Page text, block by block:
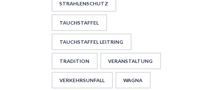
STRAHLENSCHUTZ
TAUCHSTAFFEL
TAUCHSTAFFEL LEITRING
TRADITION VERANSTALTUNG
VERKEHRSUNFALL WAGNA